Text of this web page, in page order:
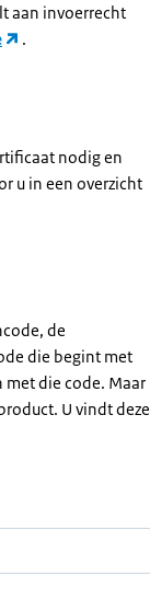
aan invoerrecht
.
nodig en
u in een overzicht
de
die begint met
die code. Maar
U vindt deze